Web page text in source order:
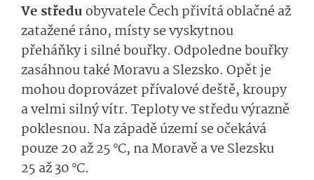
Ve středu obyvatele Čech přivítá oblačné až
zatažené ráno, místy se vyskytnou
přeháňky i silné bouřky. Odpoledne bouřky
zasáhnou také Moravu a Slezsko. Opět je
mohou doprovázet přívalové deště, kroupy
a velmi silný vítr. Teploty ve středu výrazně
poklesnou. Na západě území se očekává
pouze 20 až 25 °C, na Moravě a ve Slezsku
25 až 30 °C.